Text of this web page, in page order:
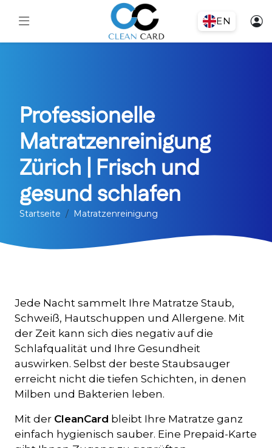
EN
Professionelle
Matratzenreinigung
Zürich | Frisch und
gesund schlafen
Startseite Matratzenreinigung
Jede Nacht sammelt Ihre Matratze Staub,
Schweiß, Hautschuppen und Allergene. Mit
der Zeit kann sich dies negativ auf die
Schlafqualität und Ihre Gesundheit
auswirken. Selbst der beste Staubsauger
erreicht nicht die tiefen Schichten, in denen
Milben und Bakterien leben.
Mit der CleanCard bleibt Ihre Matratze ganz
einfach hygienisch sauber. Eine Prepaid-Karte